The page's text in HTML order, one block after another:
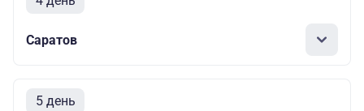
Саратов
5 день